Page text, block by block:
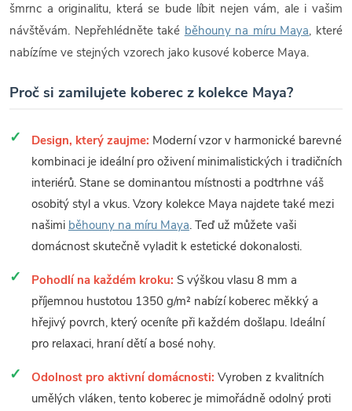
šmrnc a originalitu, která se bude líbit nejen vám, ale i vašim
návštěvám. Nepřehlédněte také běhouny na míru Maya, které
nabízíme ve stejných vzorech jako kusové koberce Maya.
Proč si zamilujete koberec z kolekce Maya?
Design, který zaujme: Moderní vzor v harmonické barevné
kombinaci je ideální pro oživení minimalistických i tradičních
interiérů. Stane se dominantou místnosti a podtrhne váš
osobitý styl a vkus. Vzory kolekce Maya najdete také mezi
našimi běhouny na míru Maya. Teď už můžete vaši
domácnost skutečně vyladit k estetické dokonalosti.
Pohodlí na každém kroku: S výškou vlasu 8 mm a
příjemnou hustotou 1350 g/m² nabízí koberec měkký a
hřejivý povrch, který oceníte při každém došlapu. Ideální
pro relaxaci, hraní dětí a bosé nohy.
Odolnost pro aktivní domácnosti: Vyroben z kvalitních
umělých vláken, tento koberec je mimořádně odolný proti